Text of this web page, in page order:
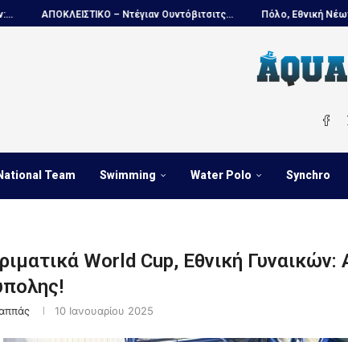
– Ντέγιαν Ουντόβιτσιτς... Πόλο, Εθνική Νέων Ανδρών...
Team Swimming Water Polo Synchro
World Cup, Εθνική
10 Ιανουαρίου 2025